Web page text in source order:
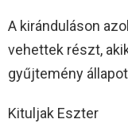
A kiránduláson
vehettek részt,
gyűjtemény
Kituljak Eszter